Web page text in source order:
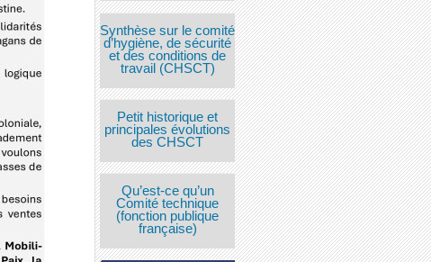
Synthèse sur le comité
d’hygiène, de sécurité
et des conditions de
travail (CHSCT)
Petit historique et
principales évolutions
des CHSCT
Qu’est-ce qu’un
Comité technique
(fonction publique
française)